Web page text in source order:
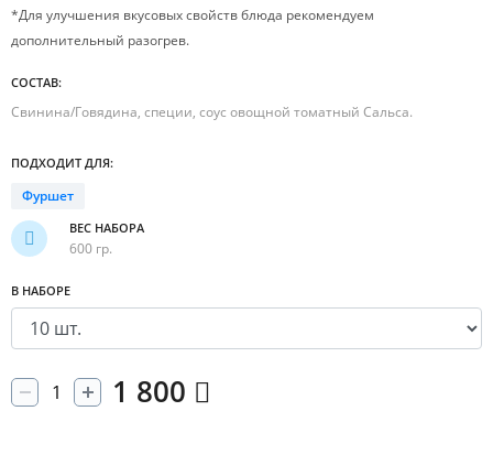
*Для улучшения вкусовых свойств блюда рекомендуем
дополнительный разогрев.
СОСТАВ:
Свинина/Говядина, специи, соус овощной томатный Сальса.
ПОДХОДИТ ДЛЯ:
Фуршет
ВЕС НАБОРА
600 гр.
В НАБОРЕ
1 800